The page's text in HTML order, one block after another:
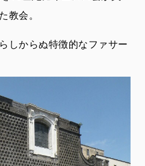
教会。
しからぬ特徴的なファサー